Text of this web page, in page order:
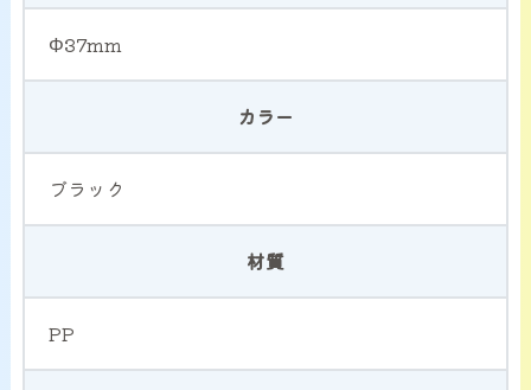
Φ37mm
カラー
ブラック
材質
PP